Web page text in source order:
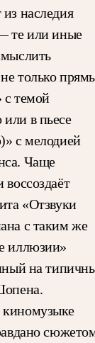
наследия
те или иные
только
с темой
в пьесе
с мелодией
Чаще
«Отзвуки
с таким же
иллюзии»
на